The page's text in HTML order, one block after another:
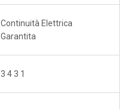
Continuità Elettrica
Garantita
3 4 3 1